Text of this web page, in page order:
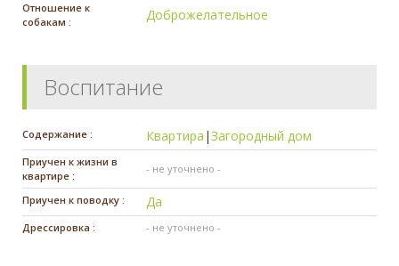
Отношение к
собакам :
Доброжелательное
Воспитание
Содержание : Квартира |Загородный дом
Приучен к жизни в
квартире :
- не уточнено -
Приучен к поводку : Да
Дрессировка : - не уточнено -